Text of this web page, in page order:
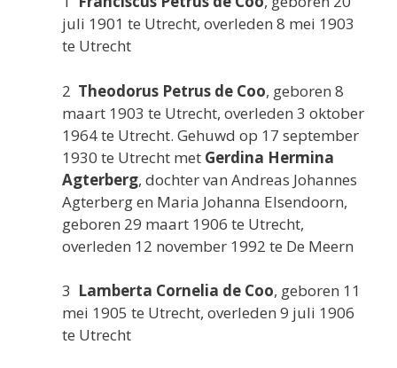
juli 1901 te Utrecht, overleden 8 mei 1903
te Utrecht
2 Theodorus Petrus de Coo, geboren 8
maart 1903 te Utrecht, overleden 3 oktober
1964 te Utrecht. Gehuwd op 17 september
1930 te Utrecht met Gerdina Hermina
Agterberg, dochter van Andreas Johannes
Agterberg en Maria Johanna Elsendoorn,
geboren 29 maart 1906 te Utrecht,
overleden 12 november 1992 te De Meern
3 Lamberta Cornelia de Coo, geboren 11
mei 1905 te Utrecht, overleden 9 juli 1906
te Utrecht